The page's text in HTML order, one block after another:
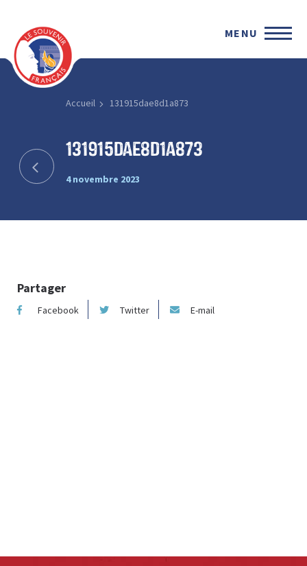
MENU
Accueil 131915dae8d1a873
131915dae8d1a873
4 novembre 2023
Partager
Facebook Twitter E-mail